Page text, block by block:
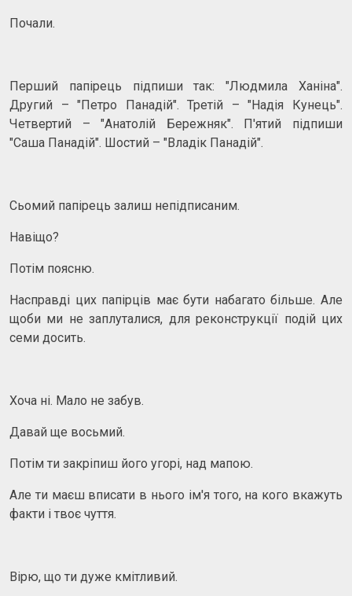
Почали.
Перший папірець підпиши так: "Людмила Ханіна".
Другий – "Петро Панадій". Третій – "Надія Кунець".
Четвертий – "Анатолій Бережняк". П'ятий підпиши
"Саша Панадій". Шостий – "Владік Панадій".
Сьомий папірець залиш непідписаним.
Навіщо?
Потім поясню.
Насправді цих папірців має бути набагато більше. Але
щоби ми не заплуталися, для реконструкції подій цих
семи досить.
Хоча ні. Мало не забув.
Давай ще восьмий.
Потім ти закріпиш його угорі, над мапою.
Але ти маєш вписати в нього ім'я того, на кого вкажуть
факти і твоє чуття.
Вірю, що ти дуже кмітливий.